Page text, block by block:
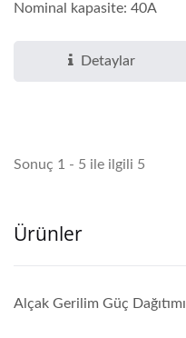
Nominal kapasite: 40A
Detaylar
Sonuç 1 - 5 ile ilgili 5
Ürünler
Alçak Gerilim Güç Dağıtımı